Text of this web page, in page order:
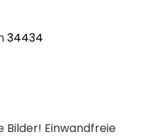
34434
Einwandfreie